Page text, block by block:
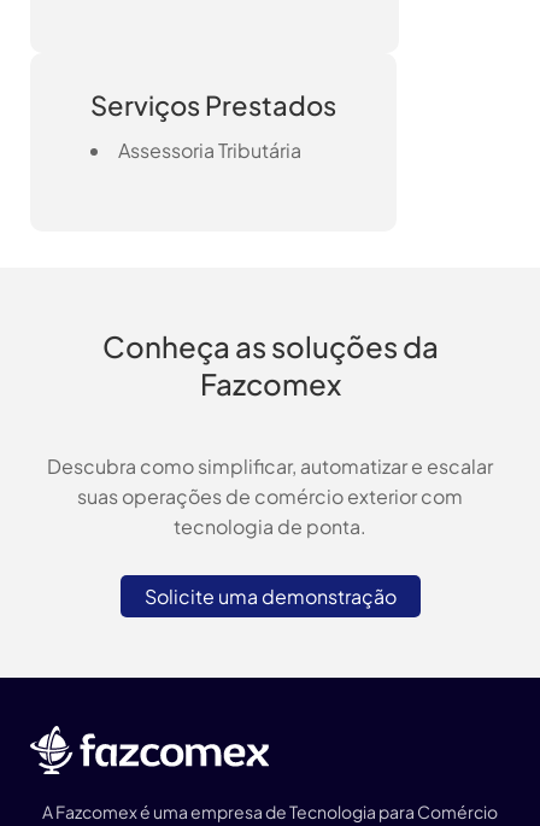
Serviços Prestados
Assessoria Tributária
Conheça as soluções da
Fazcomex
Descubra como simplificar, automatizar e escalar
suas operações de comércio exterior com
tecnologia de ponta.
Solicite uma demonstração
A Fazcomex é uma empresa de Tecnologia para Comércio